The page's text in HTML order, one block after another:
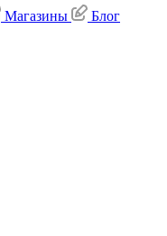
Магазины Блог